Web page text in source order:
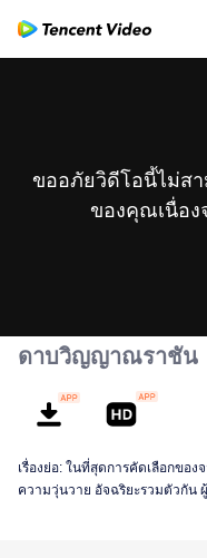
ขออภัยวิดีโอนี้ไม่ส
ของคุณเนื่อง
ดาบวิญญาณราชัน
เรื่องย่อ: ในที่สุดการคัดเลือกขอ
ความวุ่นวาย อัจฉริยะรวมตัวกัน